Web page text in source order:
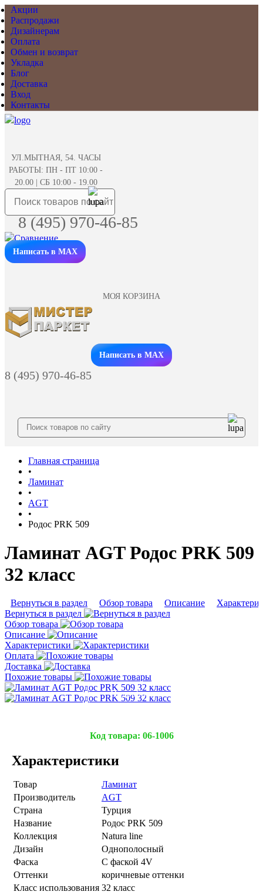
Акции
Распродажи
Дизайнерам
Оплата
Обмен и возврат
Укладка
Блог
Доставка
Вход
Контакты
УЛ.МЫТНАЯ, 54. ЧАСЫ
РАБОТЫ: ПН - ПТ 10:00 -
20.00 | СБ 10:00 - 19.00
8 (495) 970-46-85
Написать в MAX
МОЯ КОРЗИНА
Заказать звонок
Написать в MAX
8 (495) 970-46-85
Главная страница
•
Ламинат
•
AGT
•
Родос PRK 509
Ламинат AGT Родос PRK 509
32 класс
Вернуться в раздел Обзор товара Описание
Вернуться в раздел
Обзор товара
Описание
Характеристики
Оплата
Доставка
Похожие товары
Подробнее
Подробнее
Код товара: 06-1006
Характеристики
Товар
Ламинат
Производитель
AGT
Страна
Турция
Название
Родос PRK 509
Коллекция
Natura line
Дизайн
Однополосный
Фаска
С фаской 4V
Оттенки
коричневые оттенки
Класс использования 32 класс